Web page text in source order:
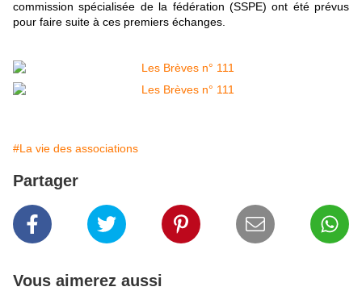
commission spécialisée de la fédération (SSPE) ont été prévus
pour faire suite à ces premiers échanges.
#La vie des associations
Partager
Vous aimerez aussi